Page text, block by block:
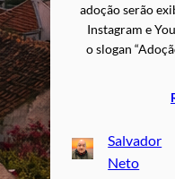
adoção serão
Instagram e
o slogan
Salvador
Neto